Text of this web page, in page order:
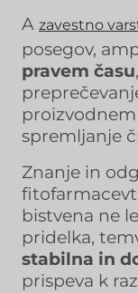
A zavestno
posegov,
pravem času
spremljanje
Znanje in
bistvena ne
pridelka,
stabilna in
prispeva k